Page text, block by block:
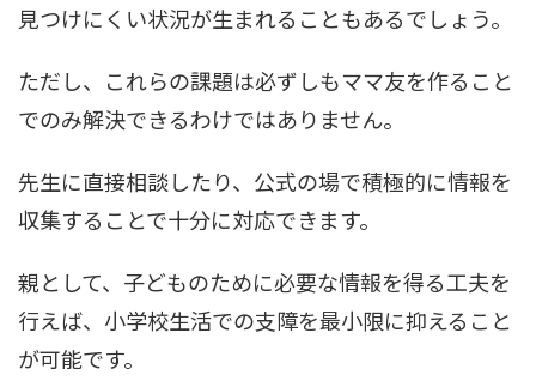
見つけにくい状況が生まれることもあるでしょう。
ただし、これらの課題は必ずしもママ友を作ること
でのみ解決できるわけではありません。
先生に直接相談したり、公式の場で積極的に情報を
収集することで十分に対応できます。
親として、子どものために必要な情報を得る工夫を
行えば、小学校生活での支障を最小限に抑えること
が可能です。